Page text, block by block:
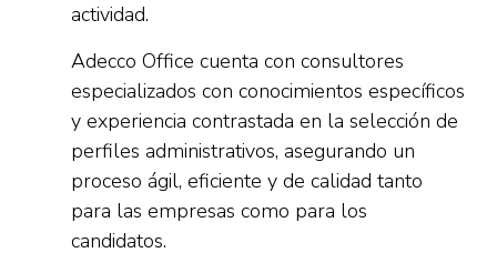
actividad.
Adecco Office cuenta con consultores
especializados con conocimientos específicos
y experiencia contrastada en la selección de
perfiles administrativos, asegurando un
proceso ágil, eficiente y de calidad tanto
para las empresas como para los
candidatos.